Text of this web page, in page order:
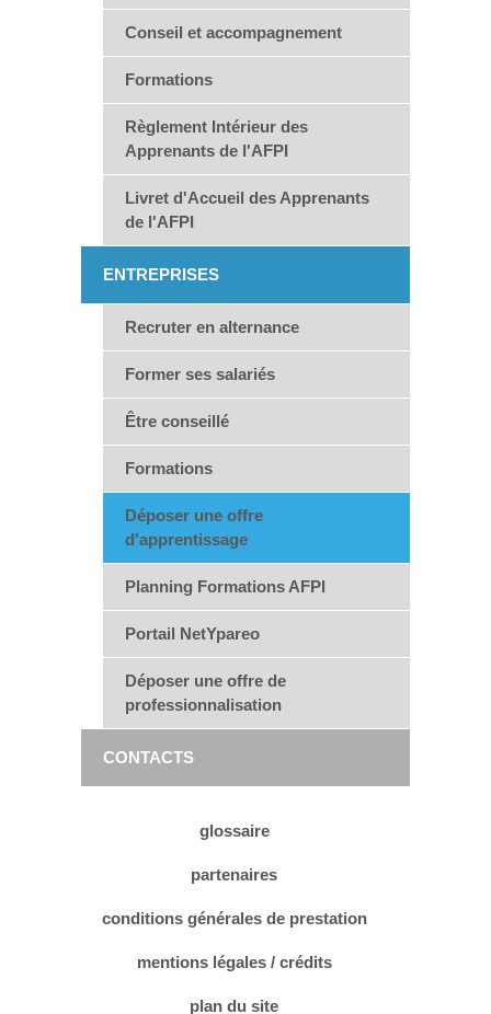
Conseil et accompagnement
Formations
Règlement Intérieur des
Apprenants de l'AFPI
Livret d'Accueil des Apprenants
de l'AFPI
ENTREPRISES
Recruter en alternance
Former ses salariés
Être conseillé
Formations
Déposer une offre
d'apprentissage
Planning Formations AFPI
Portail NetYpareo
Déposer une offre de
professionnalisation
CONTACTS
glossaire
partenaires
conditions générales de prestation
mentions légales / crédits
plan du site